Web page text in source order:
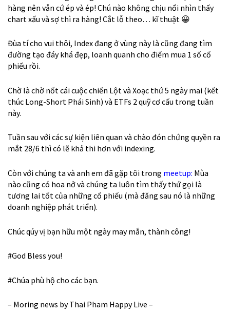
hàng nên vẫn cứ ép và ép! Chú nào không chịu nổi nhìn thấy
chart xấu và sợ thì ra hàng! Cắt lỗ theo… kĩ thuật 😀
Đùa tí cho vui thôi, Index đang ở vùng này là cũng đang tìm
đường tạo đáy khá đẹp, loanh quanh cho điểm mua 1 số cổ
phiếu rồi.
Chờ là chờ nốt cái cuộc chiến Lột và Xoạc thứ 5 ngày mai (kết
thúc Long-Short Phái Sinh) và ETFs 2 quỹ cơ cấu trong tuần
này.
Tuần sau với các sự kiện liên quan và chào đón chứng quyền ra
mắt 28/6 thì có lẽ khả thi hơn với indexing.
Còn với chúng ta và anh em đã gặp tôi trong meetup: Mùa
nào cũng có hoa nở và chúng ta luôn tìm thấy thứ gọi là
tương lai tốt của những cổ phiếu (mà đăng sau nó là những
doanh nghiệp phát triển).
Chúc qúy vị bạn hữu một ngày may mắn, thành công!
#God Bless you!
#Chúa phù hộ cho các bạn.
– Moring news by Thai Pham Happy Live –